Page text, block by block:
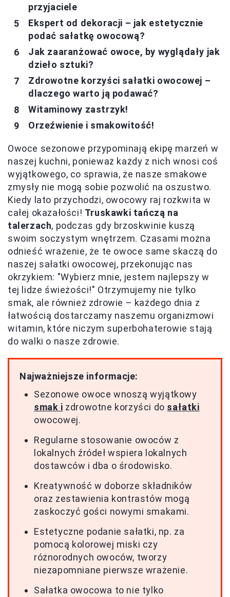
przyjaciele
Ekspert od dekoracji – jak estetycznie
podać sałatkę owocową?
Jak zaaranżować owoce, by wyglądały jak
dzieło sztuki?
Zdrowotne korzyści sałatki owocowej –
dlaczego warto ją podawać?
Witaminowy zastrzyk!
Orzeźwienie i smakowitość!
Owoce sezonowe przypominają ekipę marzeń w
naszej kuchni, ponieważ każdy z nich wnosi coś
wyjątkowego, co sprawia, że nasze smakowe
zmysły nie mogą sobie pozwolić na oszustwo.
Kiedy lato przychodzi, owocowy raj rozkwita w
całej okazałości! Truskawki tańczą na
talerzach, podczas gdy brzoskwinie kuszą
swoim soczystym wnętrzem. Czasami można
odnieść wrażenie, że te owoce same skaczą do
naszej sałatki owocowej, przekonując nas
okrzykiem: "Wybierz mnie, jestem najlepszy w
tej lidze świeżości!" Otrzymujemy nie tylko
smak, ale również zdrowie – każdego dnia z
łatwością dostarczamy naszemu organizmowi
witamin, które niczym superbohaterowie stają
do walki o nasze zdrowie.
Najważniejsze informacje:
Sezonowe owoce wnoszą wyjątkowy
smak i zdrowotne korzyści do sałatki
owocowej.
Regularne stosowanie owoców z
lokalnych źródeł wspiera lokalnych
dostawców i dba o środowisko.
Kreatywność w doborze składników
oraz zestawienia kontrastów mogą
zaskoczyć gości nowymi smakami.
Estetyczne podanie sałatki, np. za
pomocą kolorowej miski czy
różnorodnych owoców, tworzy
niezapomniane pierwsze wrażenie.
Sałatka owocowa to nie tylko